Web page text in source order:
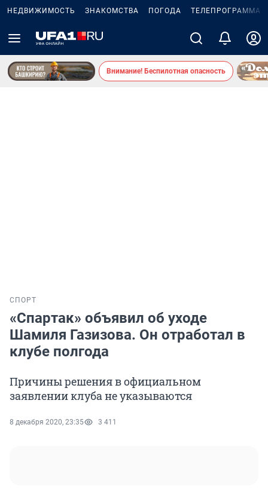
НЕДВИЖИМОСТЬ ЗНАКОМСТВА ПОГОДА ТЕЛЕПРОГРАММА
Внимание! Беспилотная опасность
СПОРТ
«Спартак» объявил об уходе
Шамиля Газизова. Он отработал в
клубе полгода
Причины решения в официальном
заявлении клуба не указываются
8 декабря 2020, 23:35 3 411